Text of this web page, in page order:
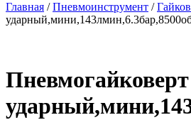
Главная /Пневмоинструмент /
Пневмогайковерт